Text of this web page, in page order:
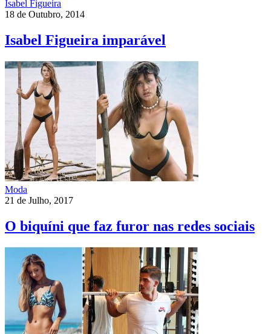
Isabel Figueira
18 de Outubro, 2014
Isabel Figueira imparável
Moda
21 de Julho, 2017
O biquíni que faz furor nas redes sociais